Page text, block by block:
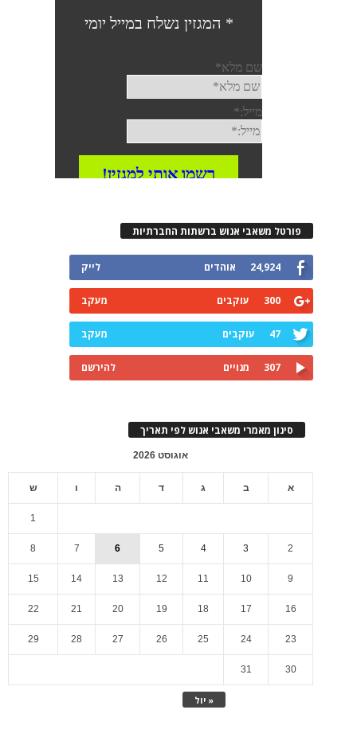
פורטל משאבי אנוש ברשתות החברתיות
24,924 אוהדים לייק
300 עוקבים מעקב
47 עוקבים מעקב
307 מנויים להירשם
סינון מאמרי משאבי אנוש לפי תאריך
אוגוסט 2026
א ב ג ד ה ו ש
« יול
1
2
3
4
5
6
7
8
9
10
11
12
13
14
15
16
17
18
19
20
21
22
23
24
25
26
27
28
29
30
31